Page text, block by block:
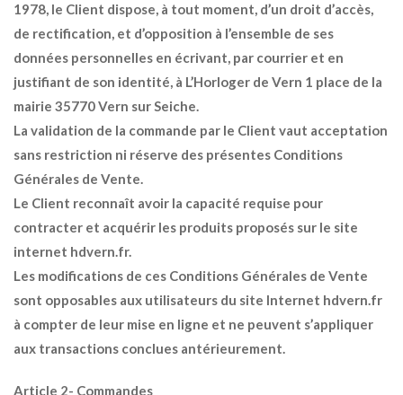
1978, le Client dispose, à tout moment, d’un droit d’accès,
de rectification, et d’opposition à l’ensemble de ses
données personnelles en écrivant, par courrier et en
justifiant de son identité, à L’Horloger de Vern 1 place de la
mairie 35770 Vern sur Seiche.
La validation de la commande par le Client vaut acceptation
sans restriction ni réserve des présentes Conditions
Générales de Vente.
Le Client reconnaît avoir la capacité requise pour
contracter et acquérir les produits proposés sur le site
internet hdvern.fr.
Les modifications de ces Conditions Générales de Vente
sont opposables aux utilisateurs du site Internet hdvern.fr
à compter de leur mise en ligne et ne peuvent s’appliquer
aux transactions conclues antérieurement.
Article 2- Commandes